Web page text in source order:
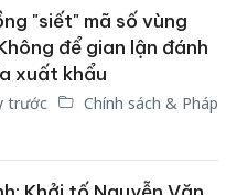
"siết" mã số vùng
để gian lận đánh
xuất khẩu
trước
Chính sách & Pháp